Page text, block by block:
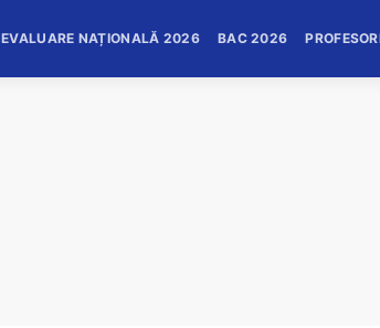
EVALUARE NAȚIONALĂ 2026 BAC 2026